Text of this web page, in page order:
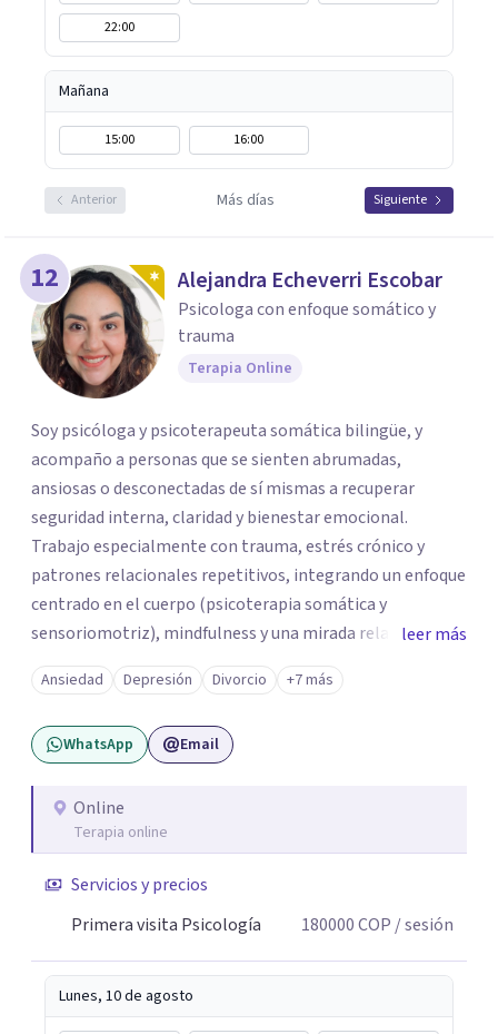
22:00
Mañana
15:00 16:00
Anterior Más días Siguiente
12 Alejandra Echeverri Escobar
Psicologa con enfoque somático y
trauma
Terapia Online
Soy psicóloga y psicoterapeuta somática bilingüe, y
acompaño a personas que se sienten abrumadas,
ansiosas o desconectadas de sí mismas a recuperar
seguridad interna, claridad y bienestar emocional.
Trabajo especialmente con trauma, estrés crónico y
patrones relacionales repetitivos, integrando un enfoque
centrado en el cuerpo (psicoterapia somática y
sensoriomotriz), mindfulness y una mirada relacional y
psicodinámica. En terapia te ayudo a entender lo que te
pasa sin juicio, a regular tu sistema nervioso y a
desarrollar recursos concretos para sentirte más
presente, estable y en paz contigo. También tengo
lo que me permite abordar dinámicas profundas que
pueden estar influyendo en tu historia y tus vínculos
leer más
Ansiedad Depresión Divorcio +7 más
WhatsApp Email
Online
Terapia online
Servicios y precios
Primera visita Psicología
180000COP / sesión
Lunes, 10 de agosto